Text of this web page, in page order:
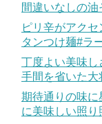
間違いなしの
ピリ辛がアク
タンつけ麺#ラ
丁度よい美味
手間を省いた
期待通りの味に
に美味しい照り